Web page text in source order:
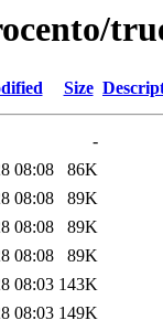
Size
-
08:08
86K
08:08
89K
08:08
89K
08:08
89K
08:03 143K
08:03 149K